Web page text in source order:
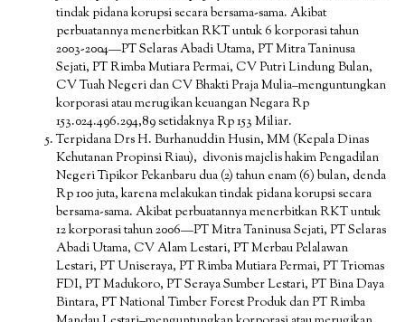
tindak pidana korupsi secara bersama-sama. Akibat
perbuatannya menerbitkan RKT untuk 6 korporasi tahun
2003-2004—PT Selaras Abadi Utama, PT Mitra Taninusa
Sejati, PT Rimba Mutiara Permai, CV Putri Lindung Bulan,
CV Tuah Negeri dan CV Bhakti Praja Mulia–menguntungkan
korporasi atau merugikan keuangan Negara Rp
153.024.496.294,89 setidaknya Rp 153 Miliar.
Terpidana Drs H. Burhanuddin Husin, MM (Kepala Dinas
Kehutanan Propinsi Riau), divonis majelis hakim Pengadilan
Negeri Tipikor Pekanbaru dua (2) tahun enam (6) bulan, denda
Rp 100 juta, karena melakukan tindak pidana korupsi secara
bersama-sama. Akibat perbuatannya menerbitkan RKT untuk
12 korporasi tahun 2006—PT Mitra Taninusa Sejati, PT Selaras
Abadi Utama, CV Alam Lestari, PT Merbau Pelalawan
Lestari, PT Uniseraya, PT Rimba Mutiara Permai, PT Triomas
FDI, PT Madukoro, PT Seraya Sumber Lestari, PT Bina Daya
Bintara, PT National Timber Forest Produk dan PT Rimba